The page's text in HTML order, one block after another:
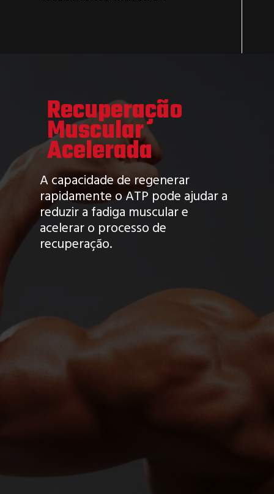
A capacidade de regenerar
rapidamente o ATP pode ajudar a
reduzir a fadiga muscular e
acelerar o processo de
recuperação.
Recuperação
Muscular
Acelerada